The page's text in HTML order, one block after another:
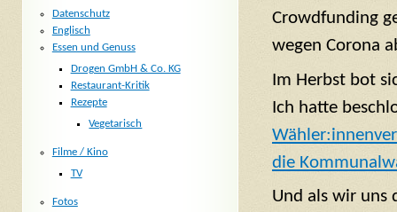
Crowdfunding
wegen Corona
Im Herbst bot
Ich hatte
die
Und als wir uns
Datenschutz
Englisch
Essen und Genuss
Drogen GmbH & Co. KG
Restaurant-Kritik
Rezepte
Vegetarisch
Filme / Kino
TV
Fotos